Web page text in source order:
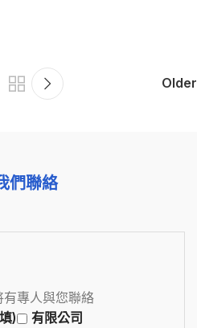
Older
們聯絡
專人與您聯絡
)
有限公司